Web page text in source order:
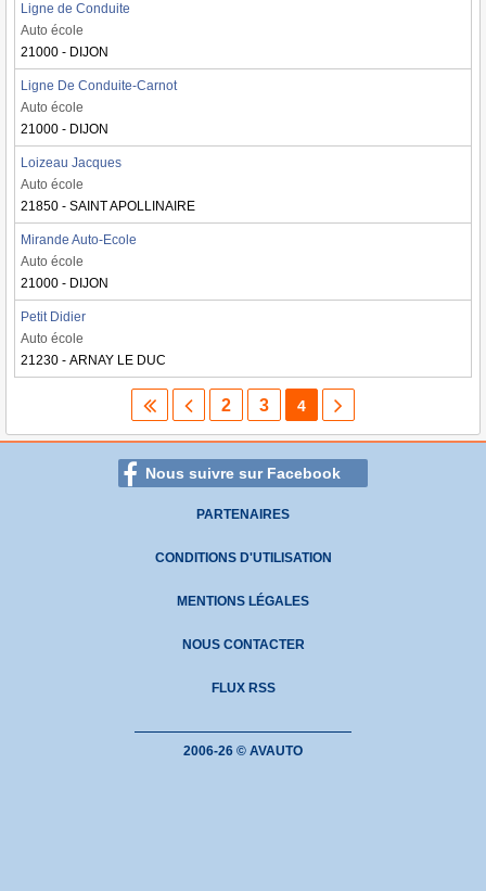
Ligne de Conduite
Auto école
21000 - DIJON
Ligne De Conduite-Carnot
Auto école
21000 - DIJON
Loizeau Jacques
Auto école
21850 - SAINT APOLLINAIRE
Mirande Auto-Ecole
Auto école
21000 - DIJON
Petit Didier
Auto école
21230 - ARNAY LE DUC
2 3 4
Nous suivre sur Facebook
PARTENAIRES
CONDITIONS D'UTILISATION
MENTIONS LÉGALES
NOUS CONTACTER
FLUX RSS
2006-26 © AVAUTO